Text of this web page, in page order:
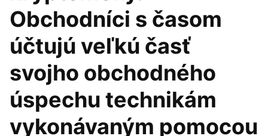
Obchodníci s časom
účtujú veľkú časť
svojho obchodného
úspechu technikám
vykonávaným pomocou